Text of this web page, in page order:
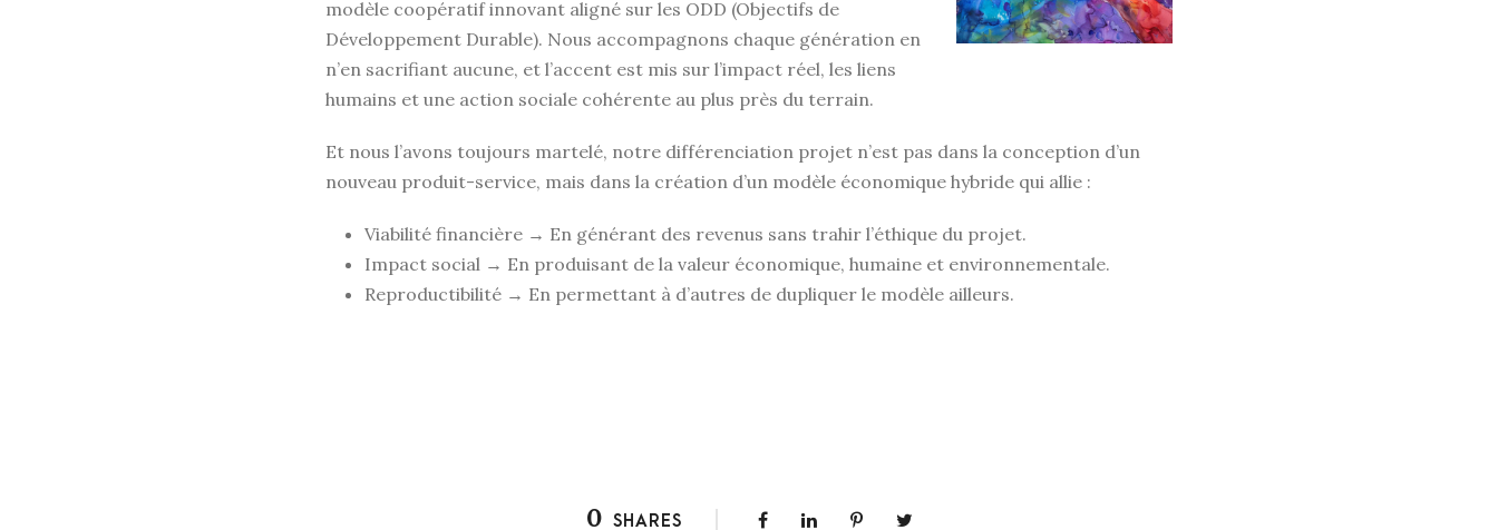
modèle coopératif innovant aligné sur les ODD (Objectifs de
Développement Durable). Nous accompagnons chaque génération en
n’en sacrifiant aucune, et l’accent est mis sur l’impact réel, les liens
humains et une action sociale cohérente au plus près du terrain.
Et nous l’avons toujours martelé, notre différenciation projet n’est pas dans la conception d’un
nouveau produit-service, mais dans la création d’un modèle économique hybride qui allie :
Viabilité financière → En générant des revenus sans trahir l’éthique du projet.
Impact social → En produisant de la valeur économique, humaine et environnementale.
Reproductibilité → En permettant à d’autres de dupliquer le modèle ailleurs.
0 SHARES